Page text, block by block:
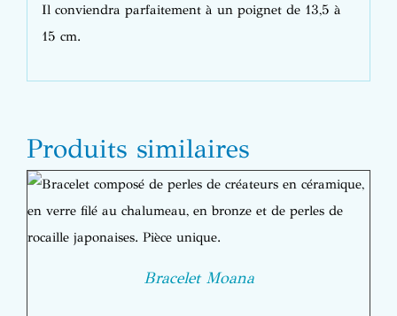
Il conviendra parfaitement à un poignet de 13,5 à
15 cm.
Produits similaires
Bracelet Moana